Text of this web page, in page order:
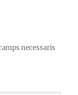
necessaris